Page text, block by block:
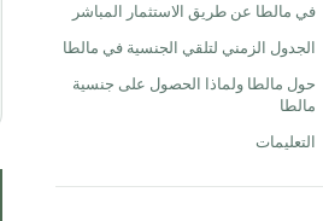
في مالطا عن طريق الاستثمار المباشر
الجدول الزمني لتلقي الجنسية في مالطا
حول مالطا ولماذا الحصول على جنسية
مالطا
التعليمات